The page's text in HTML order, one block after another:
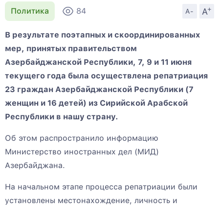
Политика 84 A- A
+
В результате поэтапных и скоординированных
мер, принятых правительством
Азербайджанской Республики, 7, 9 и 11 июня
текущего года была осуществлена репатриация
23 граждан Азербайджанской Республики (7
женщин и 16 детей) из Сирийской Арабской
Республики в нашу страну.
Об этом распространило информацию
Министерство иностранных дел (МИД)
Азербайджана.
На начальном этапе процесса репатриации были
установлены местонахождение, личность и